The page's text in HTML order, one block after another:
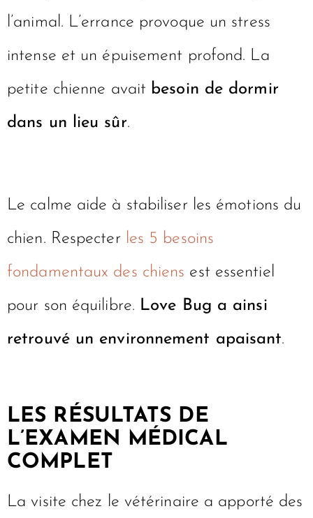
l’animal. L’errance provoque un stress
intense et un épuisement profond. La
petite chienne avait besoin de dormir
dans un lieu sûr.
Le calme aide à stabiliser les émotions du
chien. Respecter les 5 besoins
fondamentaux des chiens est essentiel
pour son équilibre. Love Bug a ainsi
retrouvé un environnement apaisant.
LES RÉSULTATS DE
L’EXAMEN MÉDICAL
COMPLET
La visite chez le vétérinaire a apporté des